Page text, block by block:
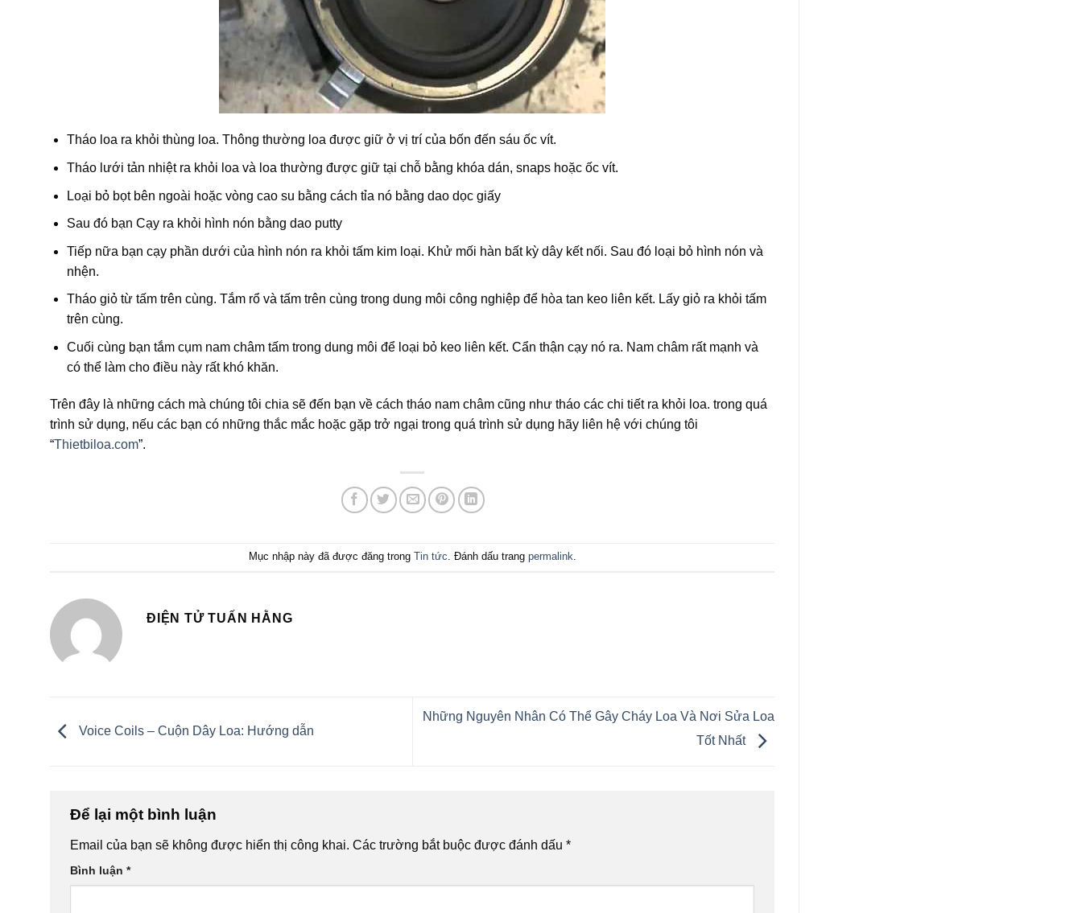
Tháo loa ra khỏi thùng loa. Thông thường loa được giữ ở vị trí của bốn đến sáu ốc vít.
Tháo lưới tản nhiệt ra khỏi loa và loa thường được giữ tại chỗ bằng khóa dán, snaps hoặc ốc vít.
Loại bỏ bọt bên ngoài hoặc vòng cao su bằng cách tỉa nó bằng dao dọc giấy
Sau đó bạn Cạy ra khỏi hình nón bằng dao putty
Tiếp nữa bạn cạy phần dưới của hình nón ra khỏi tấm kim loại. Khử mối hàn bất kỳ dây kết nối. Sau đó loại bỏ hình nón và
nhện.
Tháo giỏ từ tấm trên cùng. Tắm rổ và tấm trên cùng trong dung môi công nghiệp để hòa tan keo liên kết. Lấy giỏ ra khỏi tấm
trên cùng.
Cuối cùng bạn tắm cụm nam châm tấm trong dung môi để loại bỏ keo liên kết. Cẩn thận cạy nó ra. Nam châm rất mạnh và
có thể làm cho điều này rất khó khăn.
Trên đây là những cách mà chúng tôi chia sẽ đến bạn về cách tháo nam châm cũng như tháo các chi tiết ra khỏi loa. trong quá
trình sử dụng, nếu các bạn có những thắc mắc hoặc gặp trở ngại trong quá trình sử dụng hãy liên hệ với chúng tôi
“Thietbiloa.com”.
Mục nhập này đã được đăng trong Tin tức. Đánh dấu trang permalink.
ĐIỆN TỬ TUẤN HẰNG
Voice Coils – Cuộn Dây Loa: Hướng dẫn
Những Nguyên Nhân Có Thể Gây Cháy Loa Và Nơi Sửa Loa
Tốt Nhất
Để lại một bình luận
Email của bạn sẽ không được hiển thị công khai. Các trường bắt buộc được đánh dấu *
Bình luận *